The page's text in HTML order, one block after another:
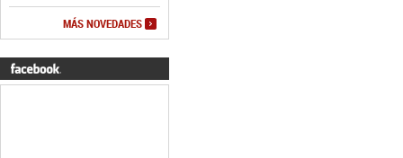
MÁS NOVEDADES